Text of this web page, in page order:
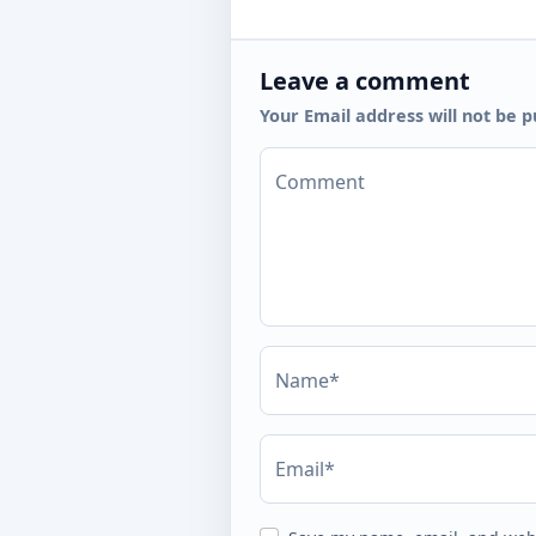
Leave a comment
Your Email address will not be
Comment
Name*
Email*